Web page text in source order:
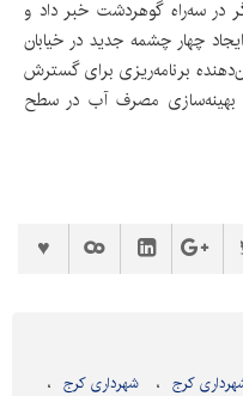
و ۶ چشمه دیگر در سه‌راه گوهردشت خبر داد و
چهار چشمه جدید در خیابان
برنامه‌ریزی برای گسترش
بهینه‌سازی مصرف آب در سطح
کرج
شهرداری کرج